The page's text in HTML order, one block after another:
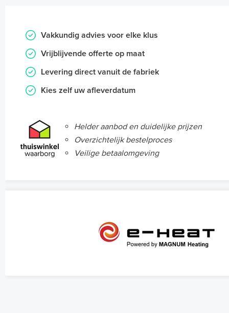
Vakkundig advies voor elke klus
Vrijblijvende offerte op maat
Levering direct vanuit de fabriek
Kies zelf uw afleverdatum
Helder aanbod en duidelijke prijzen
Overzichtelijk bestelproces
Veilige betaalomgeving